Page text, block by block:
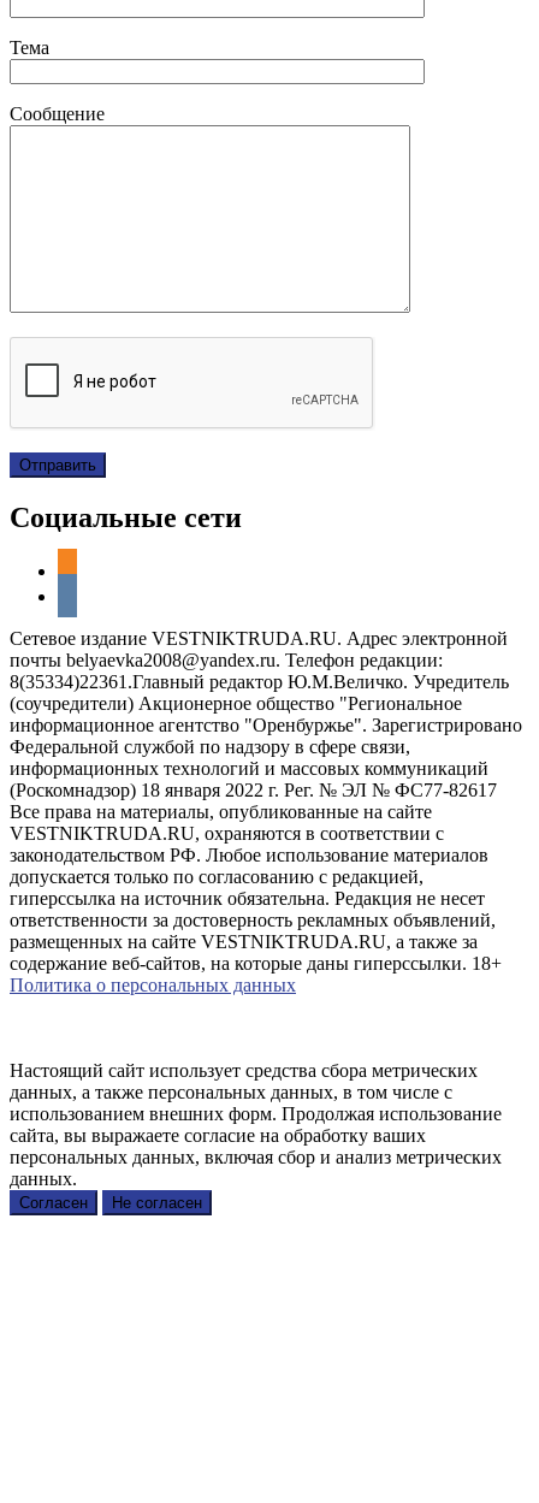
Тема
Сообщение
Социальные сети
Сетевое издание VESTNIKTRUDA.RU. Адрес электронной
почты belyaevka2008@yandex.ru. Телефон редакции:
8(35334)22361.Главный редактор Ю.М.Величко. Учредитель
(соучредители) Акционерное общество "Региональное
информационное агентство "Оренбуржье". Зарегистрировано
Федеральной службой по надзору в сфере связи,
информационных технологий и массовых коммуникаций
(Роскомнадзор) 18 января 2022 г. Рег. № ЭЛ № ФС77-82617
Все права на материалы, опубликованные на сайте
VESTNIKTRUDA.RU, охраняются в соответствии с
законодательством РФ. Любое использование материалов
допускается только по согласованию с редакцией,
гиперссылка на источник обязательна. Редакция не несет
ответственности за достоверность рекламных объявлений,
размещенных на сайте VESTNIKTRUDA.RU, а также за
содержание веб-сайтов, на которые даны гиперссылки. 18+
Политика о персональных данных
Настоящий сайт использует средства сбора метрических
данных, а также персональных данных, в том числе с
использованием внешних форм. Продолжая использование
сайта, вы выражаете согласие на обработку ваших
персональных данных, включая сбор и анализ метрических
данных.
Согласен Не согласен